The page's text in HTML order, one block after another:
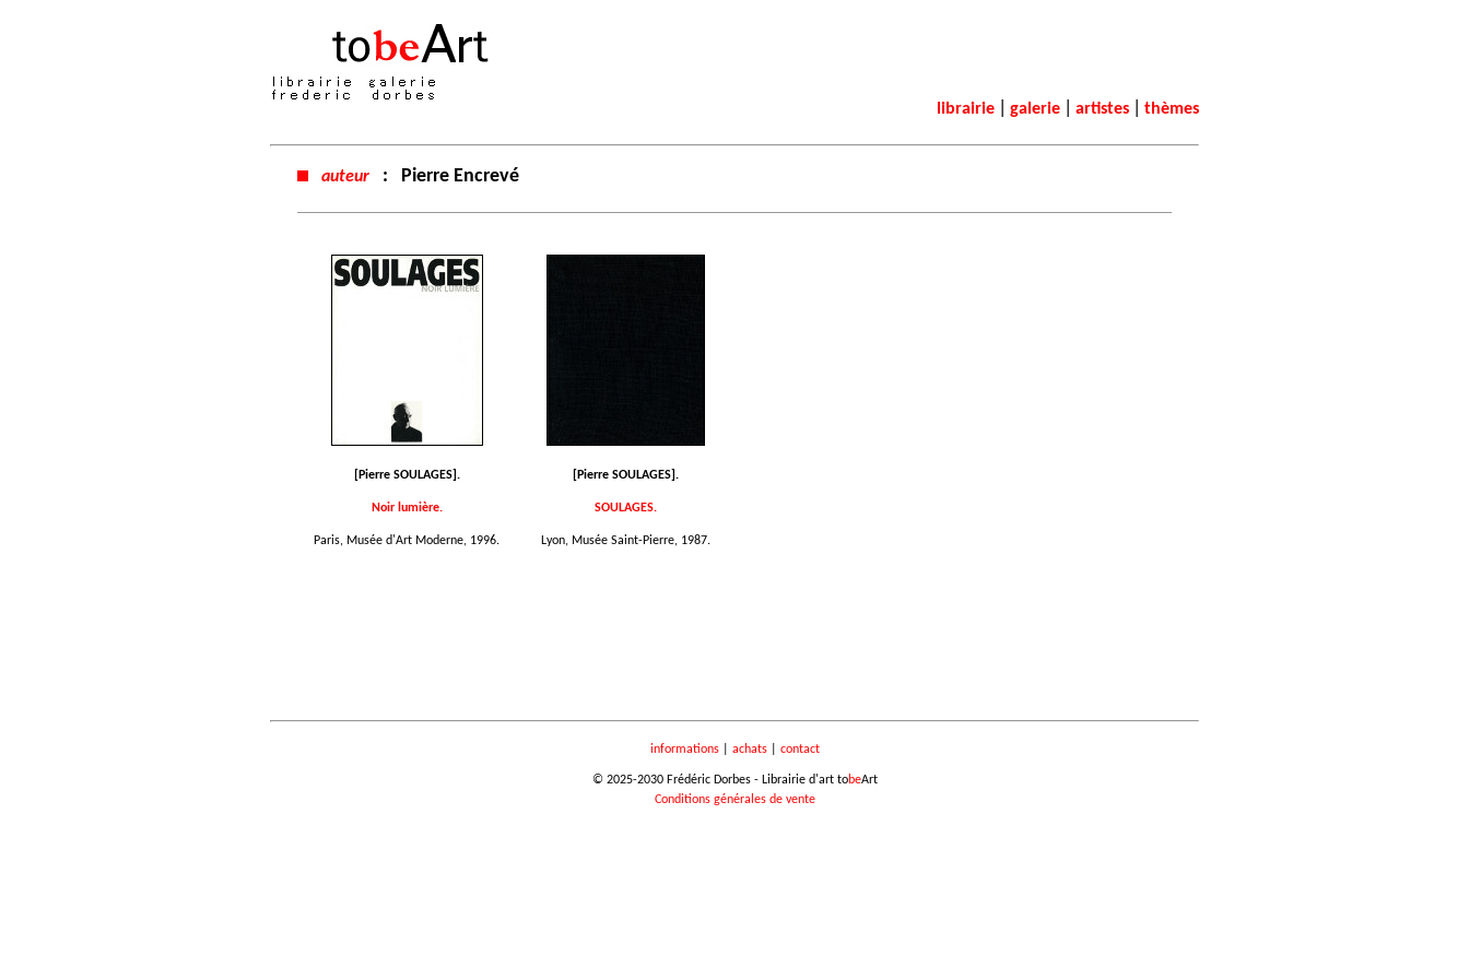
librairie galerie artistes thèmes
auteur : Pierre Encrevé
[Pierre SOULAGES].
Noir lumière.
Paris, Musée d'Art Moderne, 1996.
[Pierre SOULAGES].
SOULAGES.
Lyon, Musée Saint-Pierre, 1987.
informations| achats| contact
© 2025-2030 Frédéric Dorbes - Librairie d'art tobeArt
Conditions générales de vente